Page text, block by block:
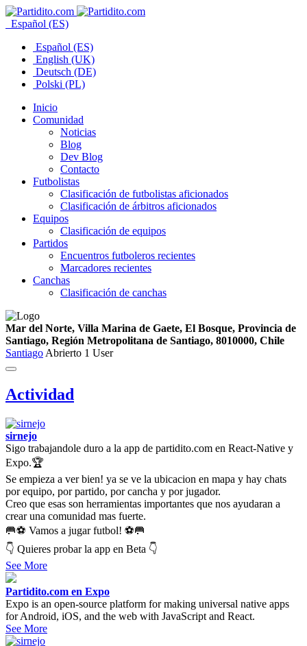
Español (ES)
Español (ES)
English (UK)
Deutsch (DE)
Polski (PL)
Inicio
Comunidad
Noticias
Blog
Dev Blog
Contacto
Futbolistas
Clasificación de futbolistas aficionados
Clasificación de árbitros aficionados
Equipos
Clasificación de equipos
Partidos
Encuentros futboleros recientes
Marcadores recientes
Canchas
Clasificación de canchas
Mar del Norte, Villa Marina de Gaete, El Bosque, Provincia de
Santiago, Región Metropolitana de Santiago, 8010000, Chile
Santiago Abrierto 1 User
Actividad
sirnejo
Sigo trabajandole duro a la app de partidito.com en React-Native y
Expo.🏆
Se empieza a ver bien! ya se ve la ubicacion en mapa y hay chats
por equipo, por partido, por cancha y por jugador.
Creo que esas son herramientas importantes que nos ayudaran a
crear una comunidad mas fuerte.
🥅⚽ Vamos a jugar futbol! ⚽🥅
👇 Quieres probar la app en Beta 👇
See More
Partidito.com en Expo
Expo is an open-source platform for making universal native apps
for Android, iOS, and the web with JavaScript and React.
See More